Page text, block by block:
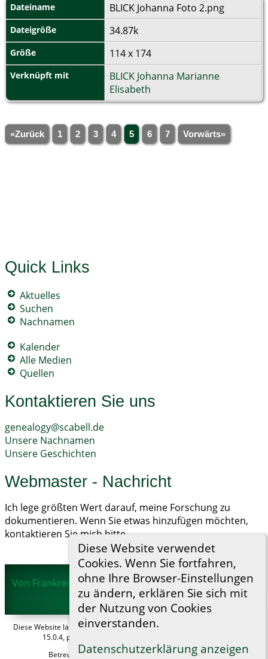
Diese Website verwendet
Cookies. Wenn Sie fortfahren,
ohne Ihre Browser-Einstellungen
zu ändern, erklären Sie sich mit
der Nutzung von Cookies
einverstanden.
Datenschutzerklärung anzeigen
Dateiname BLICK Johanna Foto 2.png
Dateigröße 34.87k
Größe 114 x 174
Verknüpft mit
BLICK Johanna Marianne
Elisabeth
«Zurück 1 2 3 4 5 6 7 Vorwärts»
Quick Links
Aktuelles
Suchen
Nachnamen
Kalender
Alle Medien
Quellen
Kontaktieren Sie uns
genealogy@scabell.de
Unsere Nachnamen
Unsere Geschichten
Webmaster - Nachricht
Ich lege größten Wert darauf, meine Forschung zu
dokumentieren. Wenn Sie etwas hinzufügen möchten,
kontaktieren Sie mich bitte.
Von Frankreich über Mannheim und Magdeburg in die
ganze Welt©2026
Diese Website läuft mit The Next Generation of Genealogy Sitebuilding
15.0.4, programmiert von Darrin Lythgoe © 2001-2026.
Betreut vonHelga Scabell. |Datenschutzerklärung.